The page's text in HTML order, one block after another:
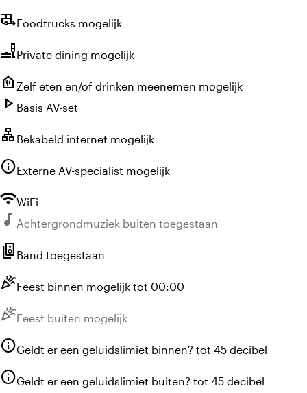
rv_hookupFoodtrucks mogelijk
brunch_diningPrivate dining mogelijk
food_bank Zelf eten en/of drinken meenemen mogelijk
play_arrow Basis AV-set
lan Bekabeld internet mogelijk
infoExterne AV-specialist mogelijk
wifiWiFi
music_note Niet beschikbaar:
Achtergrondmuziek buiten toegestaan
speaker_group Band toegestaan
celebrationFeest binnen mogelijk tot 00:00
celebrationNiet beschikbaar:
Feest buiten mogelijk
infoGeldt er een geluidslimiet binnen? tot 45 decibel
infoGeldt er een geluidslimiet buiten? tot 45 decibel